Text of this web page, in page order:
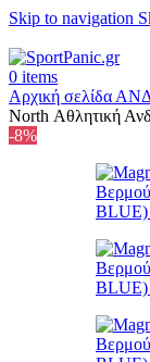
Skip to navigation
0 items
Αρχική σελίδα
North Αθλητική
-8%